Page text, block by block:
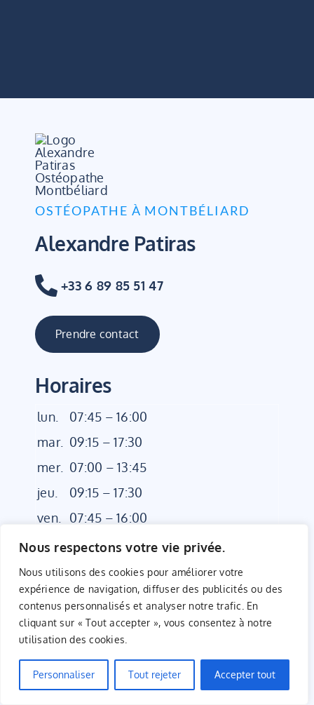
Nous respectons votre vie privée.
Nous utilisons des cookies pour améliorer votre
expérience de navigation, diffuser des publicités ou des
contenus personnalisés et analyser notre trafic. En
cliquant sur « Tout accepter », vous consentez à notre
utilisation des cookies.
Personnaliser Tout rejeter Accepter tout
OSTÉOPATHE À MONTBÉLIARD
Alexandre Patiras
+33 6 89 85 51 47
Prendre contact
Horaires
lun.
07:45 – 16:00
mar. 09:15 – 17:30
mer. 07:00 – 13:45
jeu.
09:15 – 17:30
ven.
07:45 – 16:00
sam. 07:00 – 11:30
Vous êtes…
Adulte
Femme enceinte
Sportif